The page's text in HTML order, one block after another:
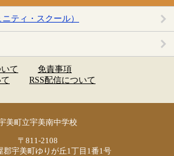
ティ・スクール）
て
免責事項
RSS配信について
美町立宇美南中学校
〒811-2108
郡宇美町ゆりが丘1丁目1番1号